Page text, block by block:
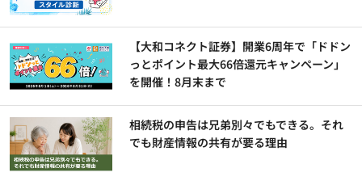
【大和コネクト証券】開業6周年で「ドドン
っとポイント最大66倍還元キャンペーン」
を開催！8月末まで
相続税の申告は兄弟別々でもできる。それ
でも財産情報の共有が要る理由